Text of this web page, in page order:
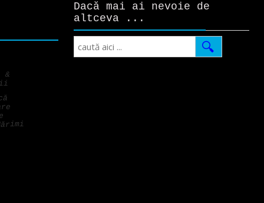
&
Dacă mai ai nevoie de
altceva ...
Search